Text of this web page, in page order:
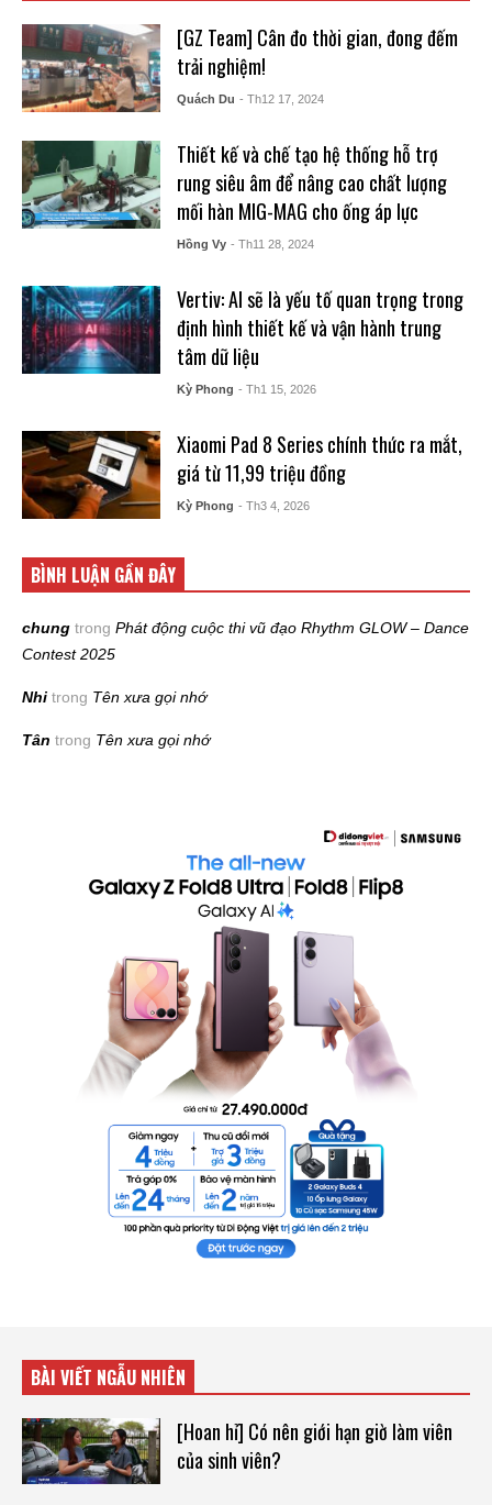
[GZ Team] Cân đo thời gian, đong đếm
trải nghiệm!
Quách Du - Th12 17, 2024
Thiết kế và chế tạo hệ thống hỗ trợ
rung siêu âm để nâng cao chất lượng
mối hàn MIG-MAG cho ống áp lực
Hồng Vy - Th11 28, 2024
Vertiv: AI sẽ là yếu tố quan trọng trong
định hình thiết kế và vận hành trung
tâm dữ liệu
Kỳ Phong - Th1 15, 2026
Xiaomi Pad 8 Series chính thức ra mắt,
giá từ 11,99 triệu đồng
Kỳ Phong - Th3 4, 2026
BÌNH LUẬN GẦN ĐÂY
chung trong Phát động cuộc thi vũ đạo Rhythm GLOW – Dance
Contest 2025
Nhi trong Tên xưa gọi nhớ
Tân trong Tên xưa gọi nhớ
BÀI VIẾT NGẪU NHIÊN
[Hoan hỉ] Có nên giới hạn giờ làm viên
của sinh viên?